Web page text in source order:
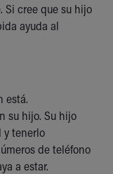
Si cree que su hijo
ayuda al
está.
su hijo. Su hijo
y tenerlo
de teléfono
a estar.